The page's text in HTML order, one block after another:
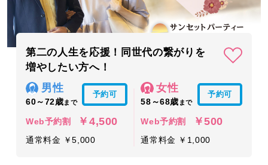
第二の人生を応援！同世代の繋がりを
増やしたい方へ！
男性
60～72歳まで
予約可
Web予約割 ￥4,500
通常料金 ￥5,000
女性
58～68歳 まで
予約可
Web予約割 ￥500
通常料金 ￥1,000